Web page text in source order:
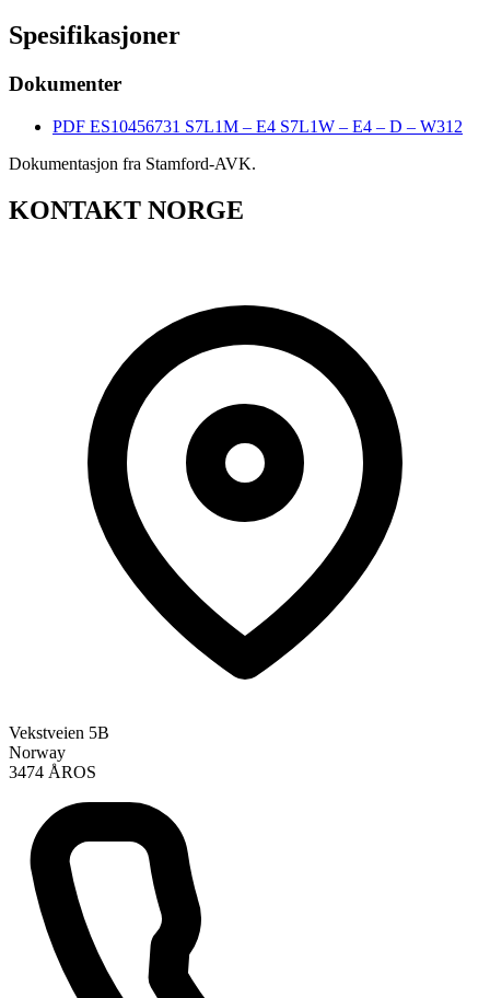
Spesifikasjoner
Dokumenter
PDF ES10456731 S7L1M – E4 S7L1W – E4 – D – W312
Dokumentasjon fra Stamford-AVK.
KONTAKT NORGE
Vekstveien 5B
Norway
3474 ÅROS